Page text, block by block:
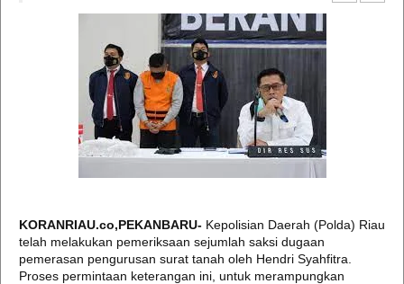
KORANRIAU.co,PEKANBARU- Kepolisian Daerah (Polda) Riau
telah melakukan pemeriksaan sejumlah saksi dugaan
pemerasan pengurusan surat tanah oleh Hendri Syahfitra.
Proses permintaan keterangan ini, untuk merampungkan